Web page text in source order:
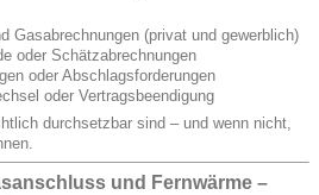
Gasabrechnungen (privat und gewerblich)
oder Schätzabrechnungen
oder Abschlagsforderungen
oder Vertragsbeendigung
durchsetzbar sind – und wenn nicht,
und Fernwärme –